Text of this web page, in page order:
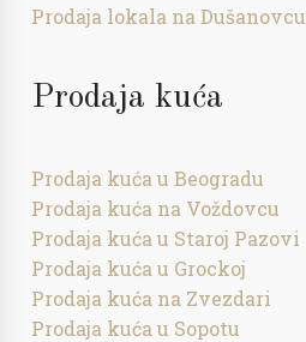
Prodaja lokala na Dušanovcu
Prodaja kuća
Prodaja kuća u Beogradu
Prodaja kuća na Voždovcu
Prodaja kuća u Staroj Pazovi
Prodaja kuća u Grockoj
Prodaja kuća na Zvezdari
Prodaja kuća u Sopotu